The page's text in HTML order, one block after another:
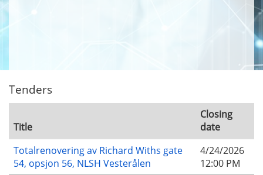
Tenders
Title
Closing
date
Totalrenovering av Richard Withs gate
54, opsjon 56, NLSH Vesterålen
4/24/2026
12:00 PM